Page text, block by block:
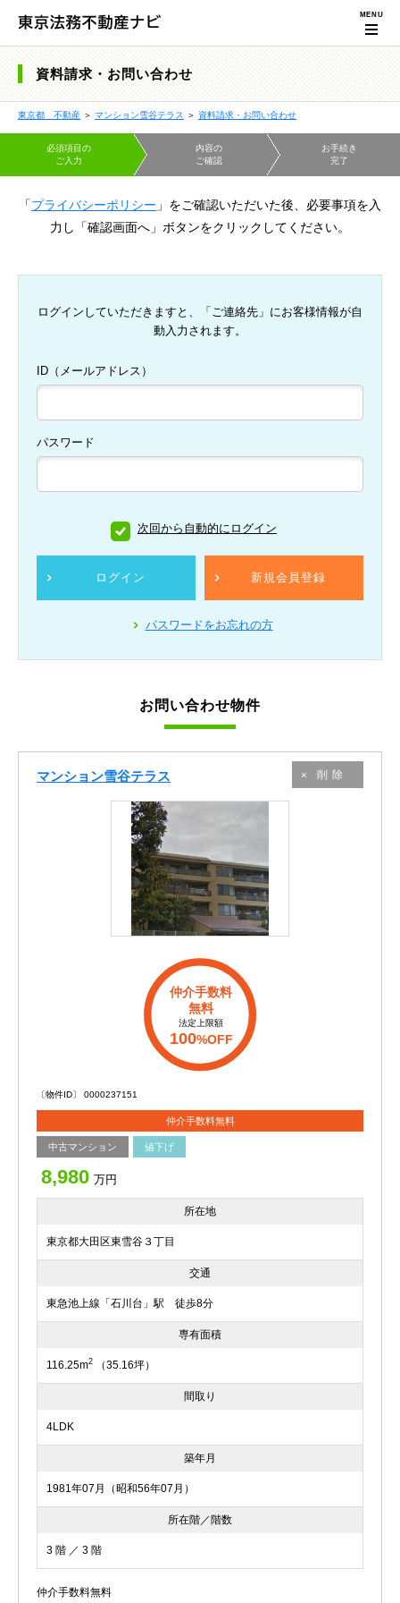
資料請求・お問い合わせ
東京都 不動産 ＞ マンション雪谷テラス ＞ 資料請求・お問い合わせ
必須項目の
ご入力
内容の
ご確認
お手続き
完了
「プライバシーポリシー 」をご確認いただいた後、必要事項を入
力し「確認画面へ」ボタンをクリックしてください。
ログインしていただきますと、「ご連絡先」にお客様情報が自
動入力されます。
ID（メールアドレス）
パスワード
次回から自動的にログイン
ログイン 新規会員登録
パスワードをお忘れの方
お問い合わせ物件
マンション雪谷テラス 削除
仲介手数料
無料
法定上限額
100%OFF
〔物件ID〕 0000237151
仲介手数料無料
中古マンション 値下げ
8,980 万円
所在地
東京都大田区東雪谷３丁目
交通
東急池上線「石川台」駅 徒歩8分
専有面積
116.25m2 （35.16坪）
間取り
4LDK
築年月
1981年07月（昭和56年07月）
所在階／階数
3 階 ／ 3 階
仲介手数料無料